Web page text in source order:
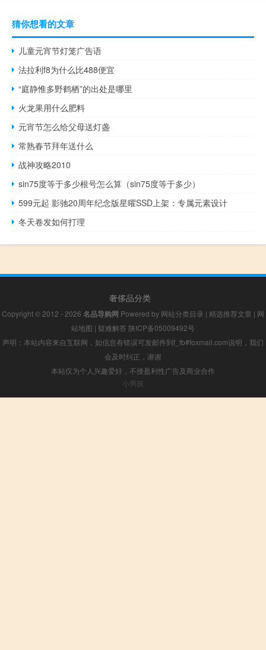
猜你想看的文章
儿童元宵节灯笼广告语
法拉利f8为什么比488便宜
“庭静惟多野鹤栖”的出处是哪里
火龙果用什么肥料
元宵节怎么给父母送灯盏
常熟春节拜年送什么
战神攻略2010
sin75度等于多少根号怎么算（sin75度等于多少）
599元起 影驰20周年纪念版星曜SSD上架：专属元素设计
冬天卷发如何打理
奢侈品分类
Copyright © 2012 - 2026 名品导购网 Powered by 网站分类目录 | 精选推荐文章 | 网
站地图 | 疑难解答 陕ICP备05009492号
声明：本站内容来自互联网，如信息有错误可发邮件到f_fb#foxmail.com说明，我们
会及时纠正，谢谢
本站仅为个人兴趣爱好，不接盈利性广告及商业合作
小男孩